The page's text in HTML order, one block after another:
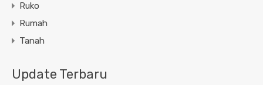
Ruko
Rumah
Tanah
Update Terbaru